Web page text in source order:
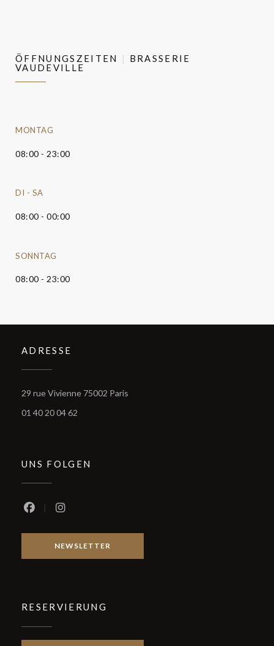
ÖFFNUNGSZEITEN
BRASSERIE
VAUDEVILLE
MONTAG
08:00 - 23:00
DI - SA
08:00 - 00:00
SONNTAG
08:00 - 23:00
ADRESSE
29 rue Vivienne 75002 Paris
01 40 20 04 62
UNS FOLGEN
NEWSLETTER
RESERVIERUNG